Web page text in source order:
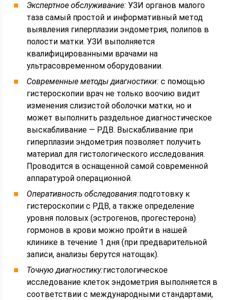
Экспертное обслуживание: УЗИ органов малого
таза самый простой и информативный метод
выявления гиперплазии эндометрия, полипов в
полости матки. УЗИ выполняется
квалифицированными врачами на
ультрасовременном оборудовании.
Современные методы диагностики: с помощью
гистероскопии врач не только воочию видит
изменения слизистой оболочки матки, но и
может выполнить раздельное диагностическое
выскабливание — РДВ. Выскабливание при
гиперплазии эндометрия позволяет получить
материал для гистологического исследования.
Проводится в оснащенной самой современной
аппаратурой операционной.
Оперативность обследования:подготовку к
гистероскопии с РДВ, а также определение
уровня половых (эстрогенов, прогестерона)
гормонов в крови можно пройти в нашей
клинике в течение 1 дня (при предварительной
записи, анализы берутся натощак).
Точную диагностику:гистологическое
исследование клеток эндометрия выполняется в
соответствии с международными стандартами,